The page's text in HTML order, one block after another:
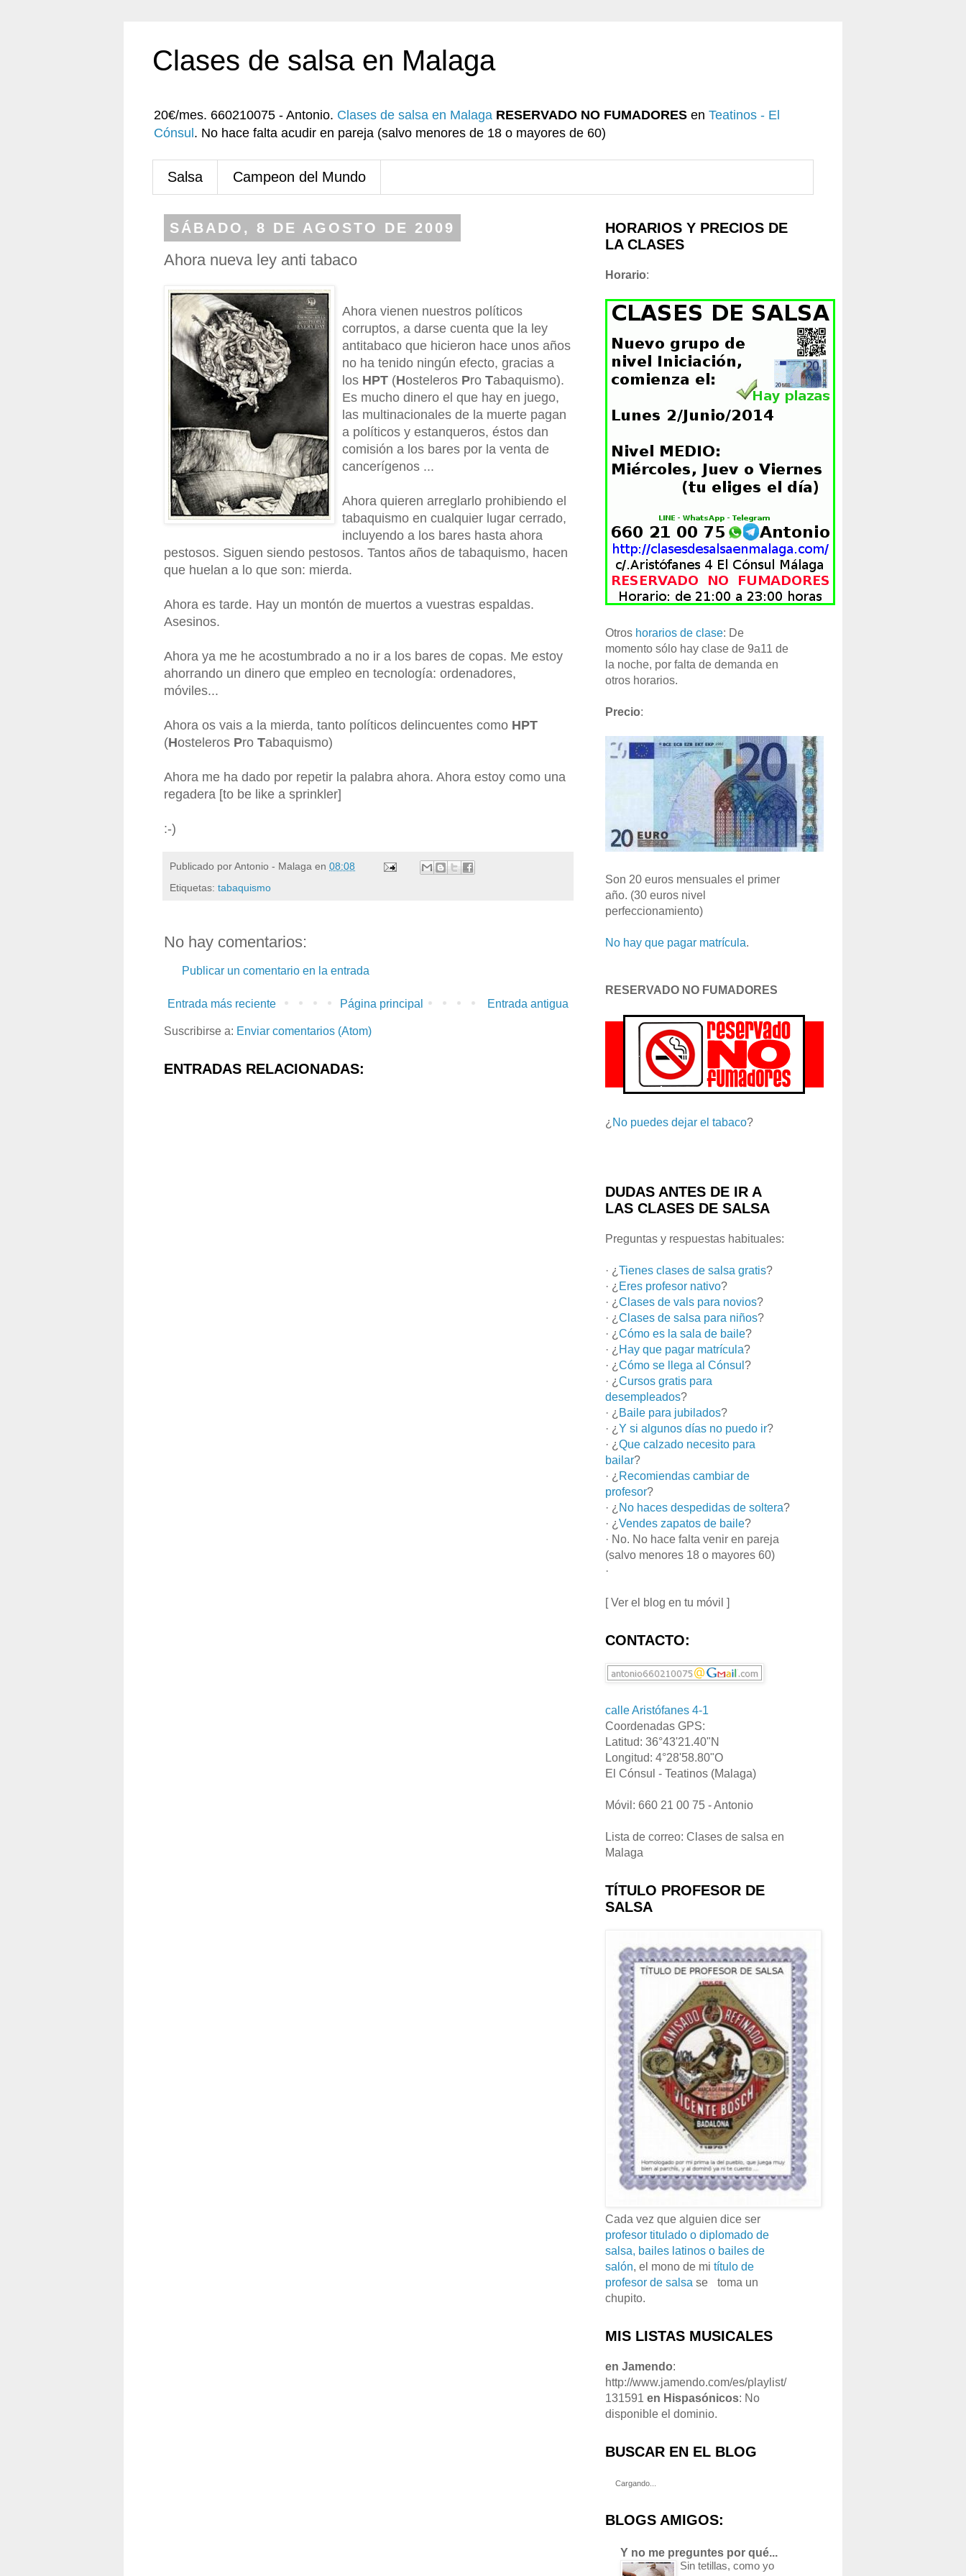
Clases de salsa en Malaga
20€/mes. 660210075 - Antonio. Clases de salsa en Malaga RESERVADO NO FUMADORES en Teatinos - El
Cónsul . No hace falta acudir en pareja (salvo menores de 18 o mayores de 60)
Salsa Campeon del Mundo
SÁBADO, 8 DE AGOSTO DE 2009
Ahora nueva ley anti tabaco
Ahora vienen nuestros políticos
corruptos, a darse cuenta que la ley
antitabaco que hicieron hace unos años
no ha tenido ningún efecto, gracias a
los HPT (Hosteleros Pro Tabaquismo).
Es mucho dinero el que hay en juego,
las multinacionales de la muerte pagan
a políticos y estanqueros, éstos dan
comisión a los bares por la venta de
cancerígenos ...
Ahora quieren arreglarlo prohibiendo el
tabaquismo en cualquier lugar cerrado,
incluyendo a los bares hasta ahora
pestosos. Siguen siendo pestosos. Tantos años de tabaquismo, hacen
que huelan a lo que son: mierda.
Ahora es tarde. Hay un montón de muertos a vuestras espaldas.
Asesinos.
Ahora ya me he acostumbrado a no ir a los bares de copas. Me estoy
ahorrando un dinero que empleo en tecnología: ordenadores,
móviles...
Ahora os vais a la mierda, tanto políticos delincuentes como HPT
(Hosteleros Pro Tabaquismo)
Ahora me ha dado por repetir la palabra ahora. Ahora estoy como una
regadera [to be like a sprinkler]
:-)
Publicado porAntonio - Malaga en 08:08
Etiquetas: tabaquismo
No hay comentarios:
Publicar un comentario en la entrada
Entrada más reciente Entrada antigua
Página principal
Suscribirse a: Enviar comentarios (Atom)
ENTRADAS RELACIONADAS:
HORARIOS Y PRECIOS DE
LA CLASES
Horario:
Otros horarios de clase: De
momento sólo hay clase de 9a11 de
la noche, por falta de demanda en
otros horarios.
Precio:
Son 20 euros mensuales el primer
año. (30 euros nivel
perfeccionamiento)
No hay que pagar matrícula.
RESERVADO NO FUMADORES
¿ No puedes dejar el tabaco?
DUDAS ANTES DE IR A
LAS CLASES DE SALSA
Preguntas y respuestas habituales:
· ¿ Tienes clases de salsa gratis?
· ¿ Eres profesor nativo?
· ¿ Clases de vals para novios?
· ¿ Clases de salsa para niños?
· ¿ Cómo es la sala de baile?
· ¿ Hay que pagar matrícula?
· ¿ Cómo se llega al Cónsul ?
· ¿ Cursos gratis para
desempleados?
· ¿ Baile para jubilados?
· ¿ Y si algunos días no puedo ir?
· ¿ Que calzado necesito para
bailar?
· ¿ Recomiendas cambiar de
profesor?
· ¿ No haces despedidas de soltera?
· ¿ Vendes zapatos de baile?
· No. No hace falta venir en pareja
(salvo menores 18 o mayores 60)
·
[ Ver el blog en tu móvil ]
CONTACTO:
calle Aristófanes 4-1
Coordenadas GPS:
Latitud: 36°43'21.40"N
Longitud: 4°28'58.80"O
El Cónsul - Teatinos (Malaga)
Móvil: 660 21 00 75 - Antonio
Lista de correo: Clases de salsa en
Malaga
TÍTULO PROFESOR DE
SALSA
Cada vez que alguien dice ser
profesor titulado o diplomado de
salsa, bailes latinos o bailes de
salón, el mono de mi título de
profesor de salsa se
toma un
chupito.
MIS LISTAS MUSICALES
en Jamendo:
http://www.jamendo.com/es/playlist/
131591 en Hispasónicos: No
disponible el dominio.
BUSCAR EN EL BLOG
Cargando...
BLOGS AMIGOS:
Y no me preguntes por qué...
Sin tetillas, como yo